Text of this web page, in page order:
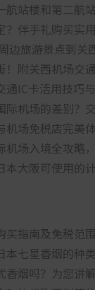
站楼和第二航
伴手礼购买实
边旅游景点到关
附关西机场交
IC卡活用技巧
机场的差别？
场免税店完美
场入境全攻略
大阪可使用的
指南及免税范围
七星香烟的种
烟吗？为您讲